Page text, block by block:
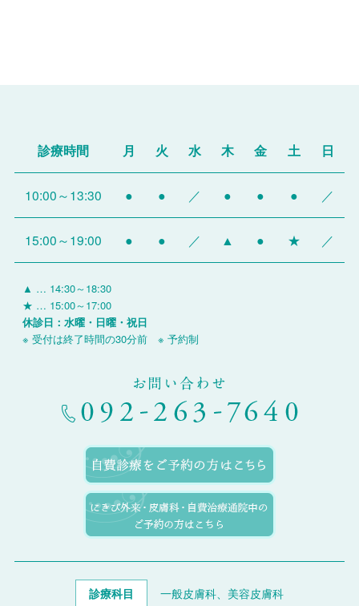
診療時間 月 火 水 木 金 土 日
10:00～13:30 ● ● ／ ● ● ● ／
15:00～19:00 ● ● ／ ▲ ● ★ ／
▲ … 14:30～18:30
★ … 15:00～17:00
休診日：水曜・日曜・祝日
※ 受付は終了時間の30分前 ※ 予約制
お問い合わせ
診療科目 一般皮膚科、美容皮膚科